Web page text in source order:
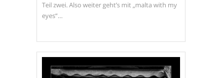
Teil zwei. Also weiter geht’s mit „malta with my
eyes“…